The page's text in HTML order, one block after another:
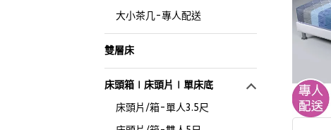
大小茶几-專人配送
雙層床
床頭箱∣床頭片∣單床底
床頭片/箱-單人3.5尺